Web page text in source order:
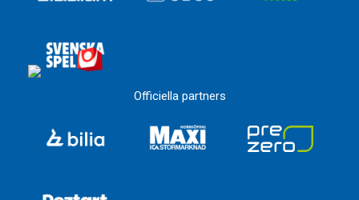
Officiella partners